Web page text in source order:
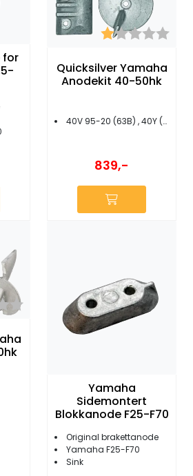
for
Karakter:
Quicksilver Yamaha
Anodekit 40-50hk
40V 95-20 (63B) , 40Y (6H4)
839,-
3.0 av 5 mulige
Yamaha
Sidemontert
Blokkanode F25-F70
Original brakettanode
Yamaha F25-F70
Sink